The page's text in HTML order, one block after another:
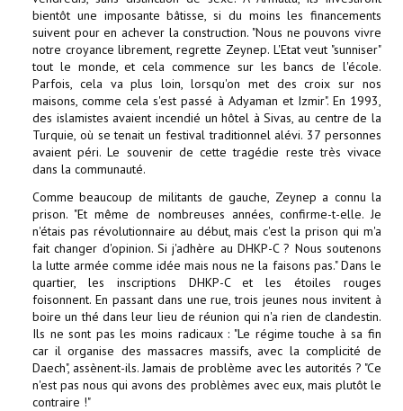
bientôt une imposante bâtisse, si du moins les financements
suivent pour en achever la construction. "Nous ne pouvons vivre
notre croyance librement, regrette Zeynep. L'Etat veut "sunniser"
tout le monde, et cela commence sur les bancs de l'école.
Parfois, cela va plus loin, lorsqu'on met des croix sur nos
maisons, comme cela s'est passé à Adyaman et Izmir". En 1993,
des islamistes avaient incendié un hôtel à Sivas, au centre de la
Turquie, où se tenait un festival traditionnel alévi. 37 personnes
avaient péri. Le souvenir de cette tragédie reste très vivace
dans la communauté.
Comme beaucoup de militants de gauche, Zeynep a connu la
prison. "Et même de nombreuses années, confirme-t-elle. Je
n'étais pas révolutionnaire au début, mais c'est la prison qui m'a
fait changer d'opinion. Si j'adhère au DHKP-C ? Nous soutenons
la lutte armée comme idée mais nous ne la faisons pas." Dans le
quartier, les inscriptions DHKP-C et les étoiles rouges
foisonnent. En passant dans une rue, trois jeunes nous invitent à
boire un thé dans leur lieu de réunion qui n'a rien de clandestin.
Ils ne sont pas les moins radicaux : "Le régime touche à sa fin
car il organise des massacres massifs, avec la complicité de
Daech", assènent-ils. Jamais de problème avec les autorités ? "Ce
n'est pas nous qui avons des problèmes avec eux, mais plutôt le
contraire !"